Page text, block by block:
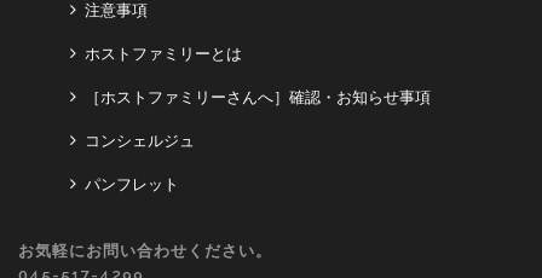
注意事項
ホストファミリーとは
［ホストファミリーさんへ］確認・お知らせ事項
コンシェルジュ
パンフレット
お気軽にお問い合わせください。